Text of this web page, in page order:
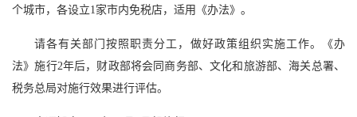
个城市，各设立1家市内免税店，适用《办法》。
请各有关部门按照职责分工，做好政策组织实施工作。《办
法》施行2年后，财政部将会同商务部、文化和旅游部、海关总署、
税务总局对施行效果进行评估。